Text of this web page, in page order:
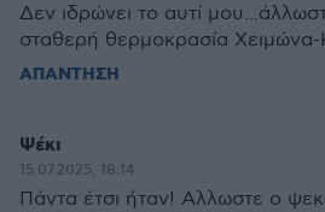
Δεν ιδρώνει το αυτί
σταθερή θερμοκρασία Χειμώνα-
ΑΠΑΝΤΗΣΗ
Ψέκι
15.07.2025, 18:14
Πάντα έτσι ήταν! Αλλωστε ο